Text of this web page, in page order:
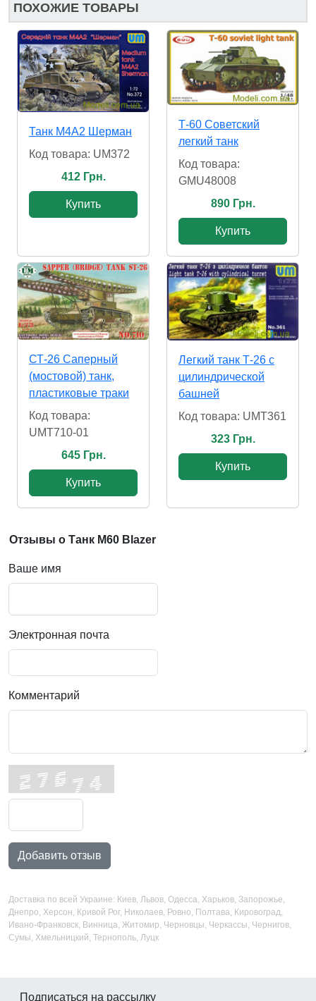
ПОХОЖИЕ ТОВАРЫ
Танк M4A2 Шерман
Код товара: UM372
412 Грн.
Купить
Т-60 Советский
легкий танк
Код товара:
GMU48008
890 Грн.
Купить
СТ-26 Саперный
(мостовой) танк,
пластиковые траки
Код товара:
UMT710-01
645 Грн.
Купить
Легкий танк Т-26 с
цилиндрической
башней
Код товара: UMT361
323 Грн.
Купить
Отзывы о Танк M60 Blazer
Ваше имя
Электронная почта
Комментарий
Добавить отзыв
Доставка по всей Украине: Киев, Львов, Одесса, Харьков, Запорожье,
Днепро, Херсон, Кривой Рог, Николаев, Ровно, Полтава, Кировоград,
Ивано-Франковск, Винница, Житомир, Черновцы, Черкассы, Чернигов,
Сумы, Хмельницкий, Тернополь, Луцк
Подписаться на рассылку